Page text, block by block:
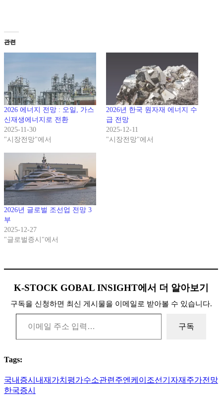
관련
2026 에너지 전망 : 오일, 가스
신재생에너지로 전환
2025-11-30
"시장전망"에서
2026년 한국 원자재 에너지 수
급 전망
2025-12-11
"시장전망"에서
2026년 글로벌 조선업 전망 3
부
2025-12-27
"글로벌증시"에서
K-STOCK GOBAL INSIGHT에서 더 알아보기
구독을 신청하면 최신 게시물을 이메일로 받아볼 수 있습니다.
이메일 주소 입력…
구독
Tags:
국내증시 내재가치평가수소관련주엔케이 조선기자재 주가전망
한국증시